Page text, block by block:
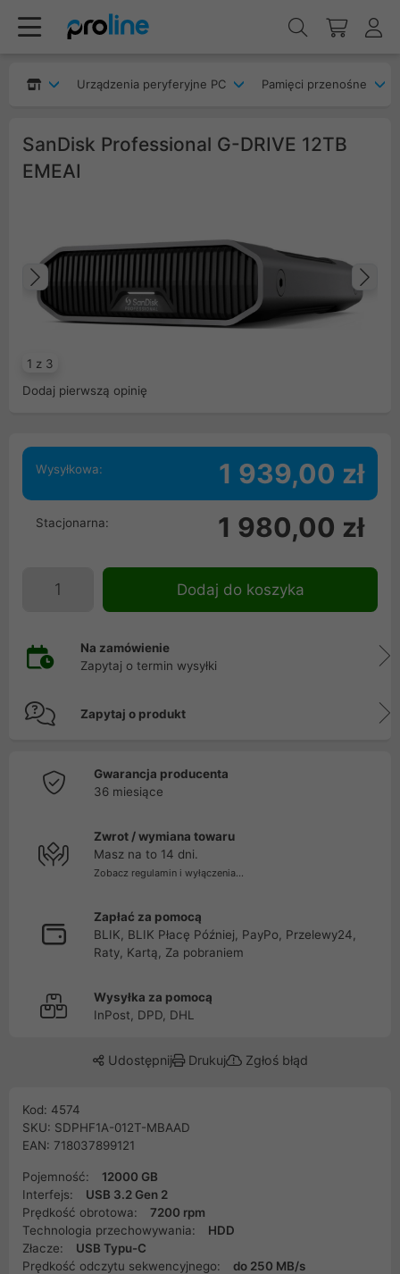
Urządzenia peryferyjne PC Pamięci przenośne
SanDisk Professional G-DRIVE 12TB
EMEAI
1 z 3
Poprzedni
Dodaj pierwszą opinię
Wysyłkowa: 1 939,00 zł
Stacjonarna: 1 980,00 zł
Dodaj do koszyka
Na zamówienie
Zapytaj o termin wysyłki
Zapytaj o produkt
Gwarancja producenta
36 miesiące
Zwrot / wymiana towaru
Masz na to 14 dni.
Zobacz regulamin i wyłączenia...
Zapłać za pomocą
BLIK, BLIK Płacę Później, PayPo, Przelewy24,
Raty, Kartą, Za pobraniem
Wysyłka za pomocą
InPost, DPD, DHL
Udostępnij Drukuj Zgłoś błąd
Kod: 4574
SKU: SDPHF1A-012T-MBAAD
EAN: 718037899121
Pojemność:
12000 GB
Interfejs:
USB 3.2 Gen 2
Prędkość obrotowa:
7200 rpm
Technologia przechowywania:
HDD
Złacze:
USB Typu-C
Prędkość odczytu sekwencyjnego:
do 250 MB/s